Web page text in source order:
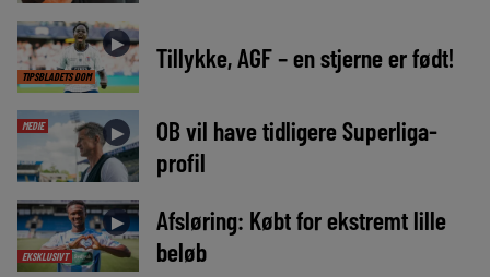
TIPSBLADETS DOM
► Tillykke, AGF – en stjerne er født!
MEDIE ►
OB vil have tidligere Superliga-
profil
EKSKLUSIVT
►
Afsløring: Købt for ekstremt lille
beløb